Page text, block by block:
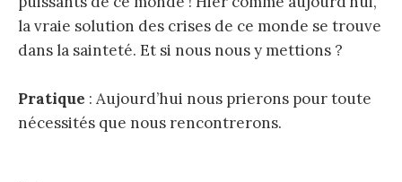
la vraie solution des crises de ce monde se trouve
dans la sainteté. Et si nous nous y mettions ?
Pratique : Aujourd’hui nous prierons pour toute
nécessités que nous rencontrerons.